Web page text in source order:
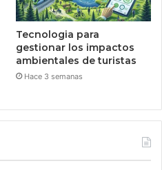
Tecnologia para
gestionar los impactos
ambientales de turistas
Hace 3 semanas